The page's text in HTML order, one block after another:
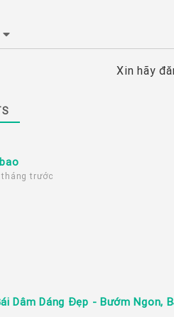
Xin hãy
tháng trước
Dâm Dáng Đẹp - Bướm Ngon,